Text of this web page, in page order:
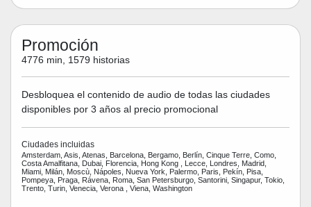
Promoción
4776 min, 1579 historias
Desbloquea el contenido de audio de todas las ciudades
disponibles por 3 años al precio promocional
Ciudades incluidas
Amsterdam, Asis, Atenas, Barcelona, Bergamo, Berlín, Cinque Terre, Como,
Costa Amalfitana, Dubai, Florencia, Hong Kong , Lecce, Londres, Madrid,
Miami, Milán, Moscù, Nápoles, Nueva York, Palermo, Paris, Pekín, Pisa,
Pompeya, Praga, Rávena, Roma, San Petersburgo, Santorini, Singapur, Tokio,
Trento, Turin, Venecia, Verona , Viena, Washington